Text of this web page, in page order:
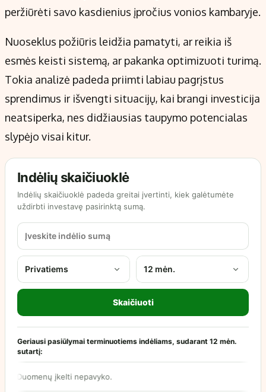
peržiūrėti savo kasdienius įpročius vonios kambaryje.
Nuoseklus požiūris leidžia pamatyti, ar reikia iš
esmės keisti sistemą, ar pakanka optimizuoti turimą.
Tokia analizė padeda priimti labiau pagrįstus
sprendimus ir išvengti situacijų, kai brangi investicija
neatsiperka, nes didžiausias taupymo potencialas
slypėjo visai kitur.